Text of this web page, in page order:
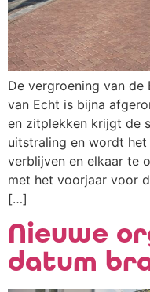
De vergroening van
van Echt is bijna
en zitplekken krijgt de
uitstraling en wordt
verblijven en elkaar te
met het voorjaar voor
[…]
Nieuwe
datum